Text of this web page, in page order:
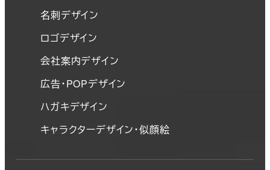
名刺デザイン
ロゴデザイン
会社案内デザイン
広告・POPデザイン
ハガキデザイン
キャラクターデザイン・似顔絵